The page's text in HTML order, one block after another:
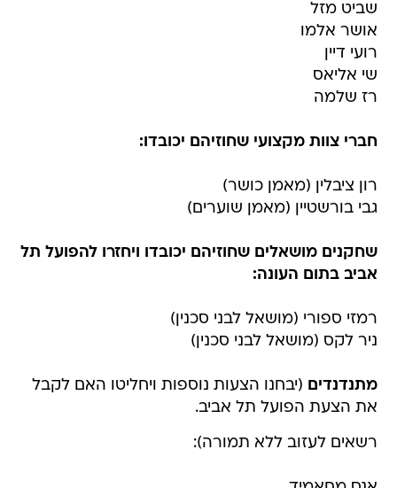
שביט מזל
אושר אלמו
רועי דיין
שי אליאס
רז שלמה
חברי צוות מקצועי שחוזיהם יכובדו:
רון ציבלין (מאמן כושר)
גבי בורשטיין (מאמן שוערים)
שחקנים מושאלים שחוזיהם יכובדו ויחזרו להפועל תל
אביב בתום העונה:
רמזי ספורי (מושאל לבני סכנין)
ניר לקס (מושאל לבני סכנין)
מתנדנדים (יבחנו הצעות נוספות ויחליטו האם לקבל
את הצעת הפועל תל אביב.
רשאים לעזוב ללא תמורה):